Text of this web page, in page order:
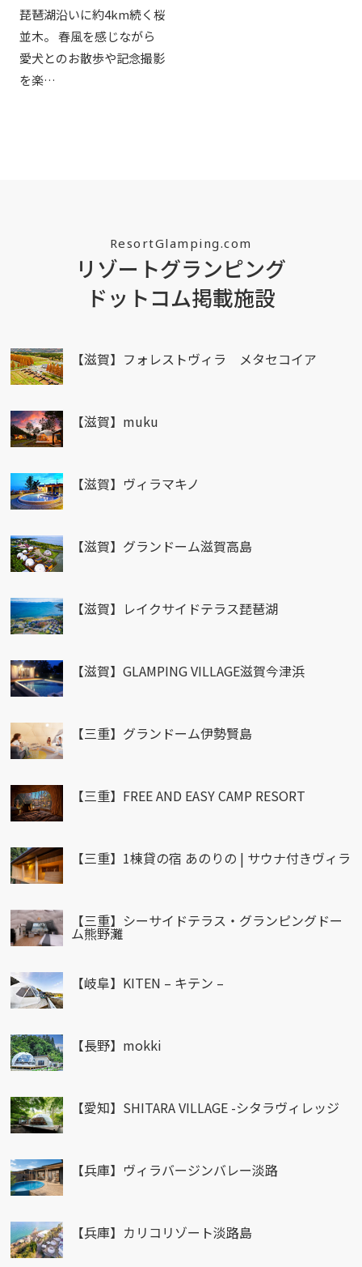
琵琶湖沿いに約4km続く桜
並木。 春風を感じながら
愛犬とのお散歩や記念撮影
を楽…
ResortGlamping.com
リゾートグランピング
ドットコム掲載施設
【滋賀】フォレストヴィラ メタセコイア
【滋賀】muku
【滋賀】ヴィラマキノ
【滋賀】グランドーム滋賀高島
【滋賀】レイクサイドテラス琵琶湖
【滋賀】GLAMPING VILLAGE滋賀今津浜
【三重】グランドーム伊勢賢島
【三重】FREE AND EASY CAMP RESORT
【三重】1棟貸の宿 あのりの | サウナ付きヴィラ
【三重】シーサイドテラス・グランピングドー
ム熊野灘
【岐阜】KITEN – キテン –
【長野】mokki
【愛知】SHITARA VILLAGE -シタラヴィレッジ
【兵庫】ヴィラバージンバレー淡路
【兵庫】カリコリゾート淡路島